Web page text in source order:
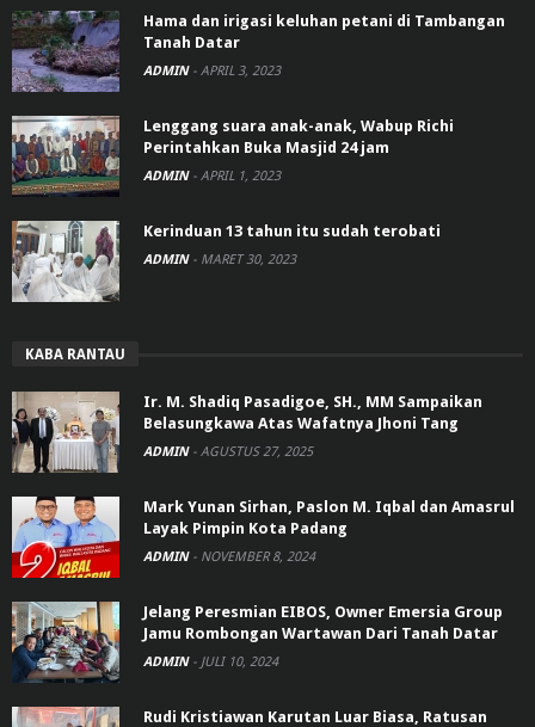
Hama dan irigasi keluhan petani di Tambangan
Tanah Datar
ADMIN - APRIL 3, 2023
Lenggang suara anak-anak, Wabup Richi
Perintahkan Buka Masjid 24 jam
ADMIN - APRIL 1, 2023
Kerinduan 13 tahun itu sudah terobati
ADMIN - MARET 30, 2023
KABA RANTAU
Ir. M. Shadiq Pasadigoe, SH., MM Sampaikan
Belasungkawa Atas Wafatnya Jhoni Tang
ADMIN - AGUSTUS 27, 2025
Mark Yunan Sirhan, Paslon M. Iqbal dan Amasrul
Layak Pimpin Kota Padang
ADMIN - NOVEMBER 8, 2024
Jelang Peresmian EIBOS, Owner Emersia Group
Jamu Rombongan Wartawan Dari Tanah Datar
ADMIN - JULI 10, 2024
Rudi Kristiawan Karutan Luar Biasa, Ratusan